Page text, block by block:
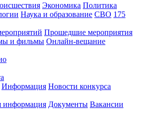
Экономика Политика
Наука и образование СВО 175
Прошедшие мероприятия
и фильмы Онлайн-вещание
Информация Новости конкурса
информация Документы Вакансии